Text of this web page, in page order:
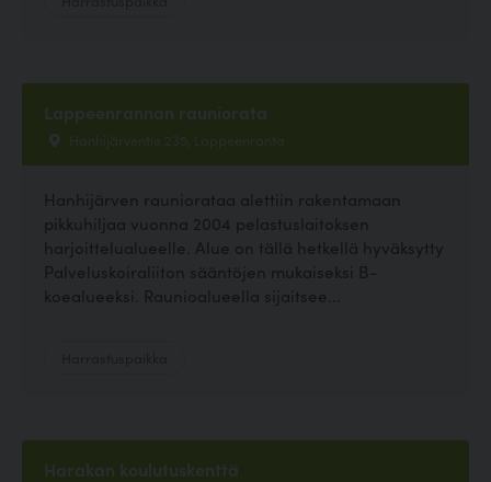
Lappeenrannan rauniorata
Hanhijärventie 235, Lappeenranta
Hanhijärven rauniorataa alettiin rakentamaan
pikkuhiljaa vuonna 2004 pelastuslaitoksen
harjoittelualueelle. Alue on tällä hetkellä hyväksytty
Palveluskoiraliiton sääntöjen mukaiseksi B-
koealueeksi. Raunioalueella sijaitsee...
Harakan koulutuskenttä